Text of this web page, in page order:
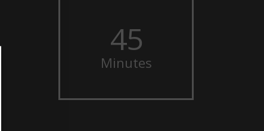
45
Minutes